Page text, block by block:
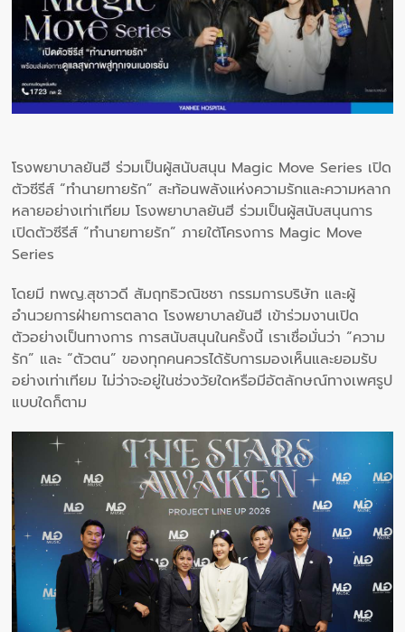
โรงพยาบาลยันฮี ร่วมเป็นผู้สนับสนุน Magic Move Series เปิด
ตัวซีรีส์ “ทำนายทายรัก” สะท้อนพลังแห่งความรักและความหลาก
หลายอย่างเท่าเทียม โรงพยาบาลยันฮี ร่วมเป็นผู้สนับสนุนการ
เปิดตัวซีรีส์ “ทำนายทายรัก” ภายใต้โครงการ Magic Move
Series
โดยมี ทพญ.สุชาวดี สัมฤทธิวณิชชา กรรมการบริษัท และผู้
อำนวยการฝ่ายการตลาด โรงพยาบาลยันฮี เข้าร่วมงานเปิด
ตัวอย่างเป็นทางการ การสนับสนุนในครั้งนี้ เราเชื่อมั่นว่า “ความ
รัก” และ “ตัวตน” ของทุกคนควรได้รับการมองเห็นและยอมรับ
อย่างเท่าเทียม ไม่ว่าจะอยู่ในช่วงวัยใดหรือมีอัตลักษณ์ทางเพศรูป
แบบใดก็ตาม